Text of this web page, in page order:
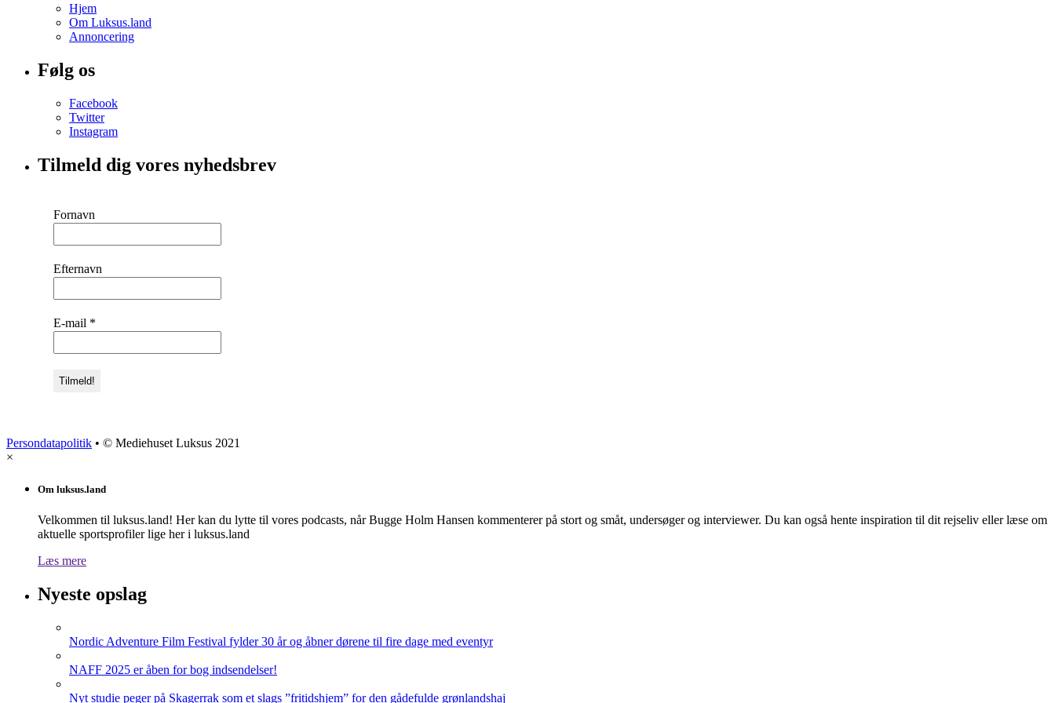
Hjem
Om Luksus.land
Annoncering
Følg os
Facebook
Twitter
Instagram
Tilmeld dig vores nyhedsbrev
Fornavn
Efternavn
E-mail *
Persondatapolitik • © Mediehuset Luksus 2021
×
Om luksus.land
Velkommen til luksus.land! Her kan du lytte til vores podcasts, når Bugge Holm Hansen kommenterer på stort og småt, undersøger og interviewer. Du kan også hente inspiration til dit rejseliv eller læse om
aktuelle sportsprofiler lige her i luksus.land
Læs mere
Nyeste opslag
Nordic Adventure Film Festival fylder 30 år og åbner dørene til fire dage med eventyr
NAFF 2025 er åben for bog indsendelser!
Nyt studie peger på Skagerrak som et slags ”fritidshjem” for den gådefulde grønlandshaj